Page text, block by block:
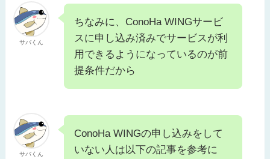
サバくん
ちなみに、ConoHa WINGサービ
スに申し込み済みでサービスが利
用できるようになっているのが前
提条件だから
サバくん
ConoHa WINGの申し込みをして
いない人は以下の記事を参考に